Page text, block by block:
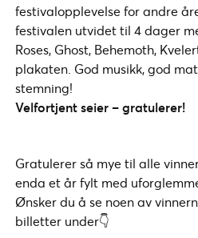
festivalopplevelse for andre
festivalen utvidet til 4 dager
Roses, Ghost, Behemoth,
plakaten. God musikk, god
stemning!
Velfortjent seier – gratulerer!
Gratulerer så mye til alle
enda et år fylt med
Ønsker du å se noen av
billetter under👇